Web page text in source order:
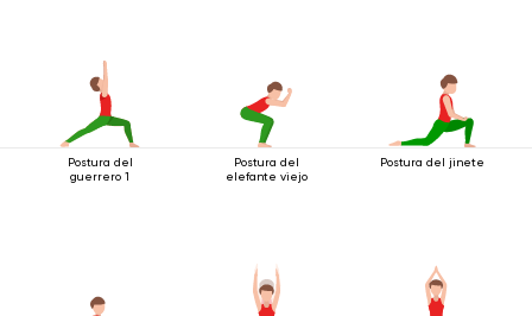
Postura del
guerrero 1
Postura del
elefante viejo
Postura del jinete